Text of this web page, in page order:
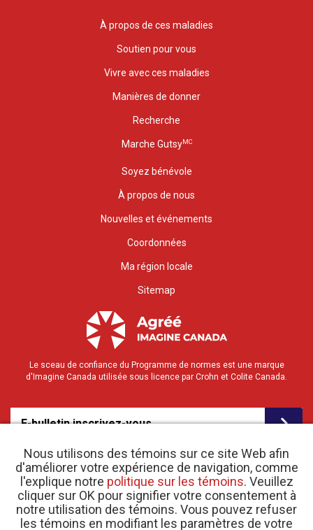
Nous utilisons des témoins sur ce site Web afin
d'améliorer votre expérience de navigation, comme
l'explique notre politique sur les témoins. Veuillez
cliquer sur OK pour signifier votre consentement à
notre utilisation des témoins. Vous pouvez refuser
les témoins en modifiant les paramètres de votre
À propos de ces maladies
Soutien pour vous
Vivre avec ces maladies
Manières de donner
Recherche
Marche GutsyMC
Soyez bénévole
À propos de nous
Nouvelles et événements
Coordonnées
Ma région locale
Sitemap
Le sceau de confiance du Programme de normes est une marque
d'Imagine Canada utilisée sous licence par Crohn et Colite Canada.
E-bulletin inscrivez-vous